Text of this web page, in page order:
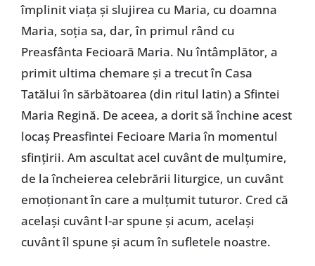
împlinit viața și slujirea cu Maria, cu doamna
Maria, soția sa, dar, în primul rând cu
Preasfânta Fecioară Maria. Nu întâmplător, a
primit ultima chemare și a trecut în Casa
Tatălui în sărbătoarea (din ritul latin) a Sfintei
Maria Regină. De aceea, a dorit să închine acest
locaș Preasfintei Fecioare Maria în momentul
sfințirii. Am ascultat acel cuvânt de mulțumire,
de la încheierea celebrării liturgice, un cuvânt
emoționant în care a mulțumit tuturor. Cred că
același cuvânt l-ar spune și acum, același
cuvânt îl spune și acum în sufletele noastre.